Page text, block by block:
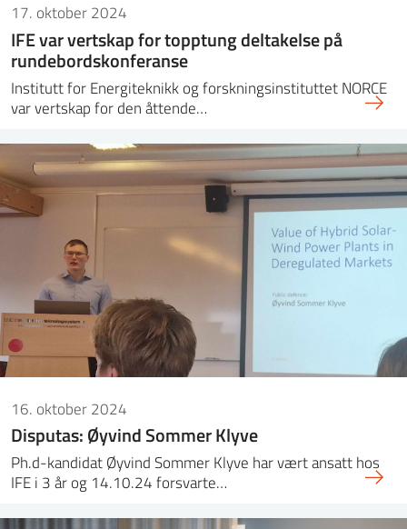
17. oktober 2024
IFE var vertskap for topptung deltakelse på
rundebordskonferanse
Institutt for Energiteknikk og forskningsinstituttet NORCE
var vertskap for den åttende…
16. oktober 2024
Disputas: Øyvind Sommer Klyve
Ph.d-kandidat Øyvind Sommer Klyve har vært ansatt hos
IFE i 3 år og 14.10.24 forsvarte…